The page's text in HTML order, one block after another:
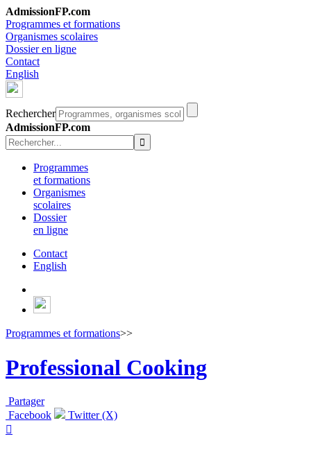
AdmissionFP.com
Programmes et formations
Organismes scolaires
Dossier en ligne
Contact
English
Rechercher
AdmissionFP.com
Programmes
et formations
Organismes
scolaires
Dossier
en ligne
Contact
English
Programmes et formations>>
Professional Cooking
Partager
Facebook
Twitter (X)
